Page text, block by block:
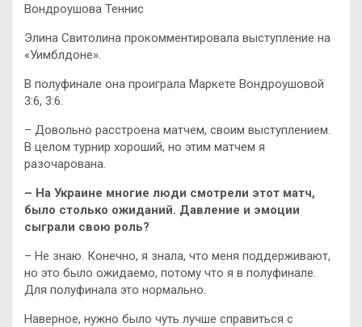
Вондроушова Теннис
Элина Свитолина прокомментировала выступление на
«Уимблдоне».
В полуфинале она проиграла Маркете Вондроушовой
3:6, 3:6.
– Довольно расстроена матчем, своим выступлением.
В целом турнир хороший, но этим матчем я
разочарована.
– На Украине многие люди смотрели этот матч,
было столько ожиданий. Давление и эмоции
сыграли свою роль?
– Не знаю. Конечно, я знала, что меня поддерживают,
но это было ожидаемо, потому что я в полуфинале.
Для полуфинала это нормально.
Наверное, нужно было чуть лучше справиться с